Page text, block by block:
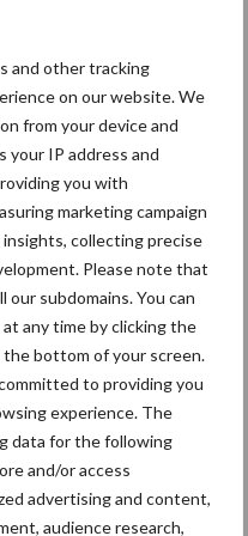
and other tracking
on our website. We
from your device and
your IP address and
you with
marketing campaign
collecting precise
Please note that
our subdomains. You can
any time by clicking the
bottom of your screen.
to providing you
experience. The
data for the following
and/or access
advertising and content,
audience research,
Fokkerij
Hittestress